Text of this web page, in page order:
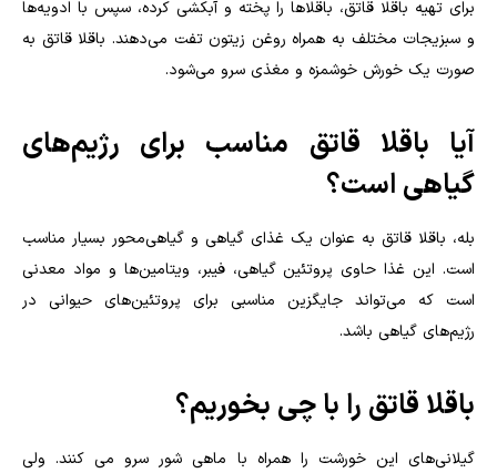
برای تهیه باقلا قاتق، باقلا‌ها را پخته و آبکشی کرده، سپس با ادویه‌ها
و سبزیجات مختلف به همراه روغن زیتون تفت می‌دهند. باقلا قاتق به
صورت یک خورش خوشمزه و مغذی سرو می‌شود.
آیا باقلا قاتق مناسب برای رژیم‌های
گیاهی است؟
بله، باقلا قاتق به عنوان یک غذای گیاهی و گیاهی‌محور بسیار مناسب
است. این غذا حاوی پروتئین گیاهی، فیبر، ویتامین‌ها و مواد معدنی
است که می‌تواند جایگزین مناسبی برای پروتئین‌های حیوانی در
رژیم‌های گیاهی باشد.
باقلا قاتق را با چی بخوریم؟
گیلانی‌های این خورشت را همراه با ماهی شور سرو می کنند. ولی